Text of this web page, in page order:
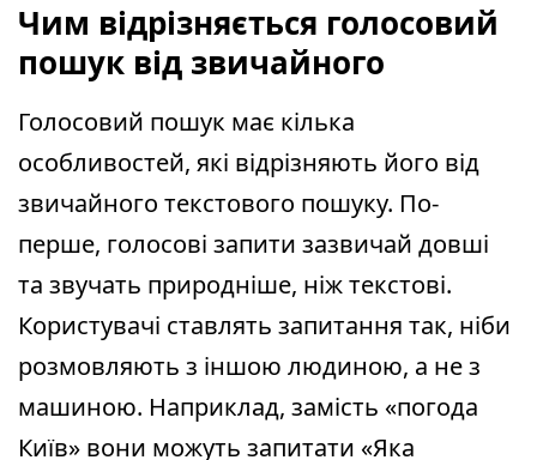
Чим відрізняється голосовий
пошук від звичайного
Голосовий пошук має кілька
особливостей, які відрізняють його від
звичайного текстового пошуку. По-
перше, голосові запити зазвичай довші
та звучать природніше, ніж текстові.
Користувачі ставлять запитання так, ніби
розмовляють з іншою людиною, а не з
машиною. Наприклад, замість «погода
Київ» вони можуть запитати «Яка